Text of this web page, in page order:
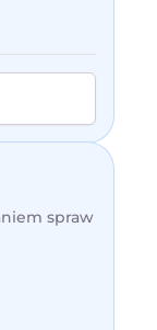
spraw